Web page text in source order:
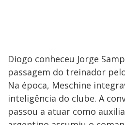
Diogo conheceu Jorge
passagem do treinador
Na época, Meschine
inteligência do clube. A
passou a atuar como